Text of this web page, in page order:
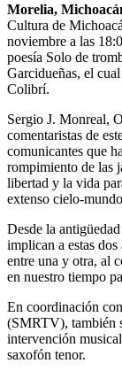
Morelia,
Cultura de
noviembre a las
poesía Solo de
Garcidueñas, el
Colibrí.
Sergio J. Monreal,
comentaristas de
comunicantes que
rompimiento de las
libertad y la vida
extenso cielo-
Desde la
implican a estas
entre una y otra, al
en nuestro tiempo
En coordinación
(SMRTV), también
intervención
saxofón tenor.